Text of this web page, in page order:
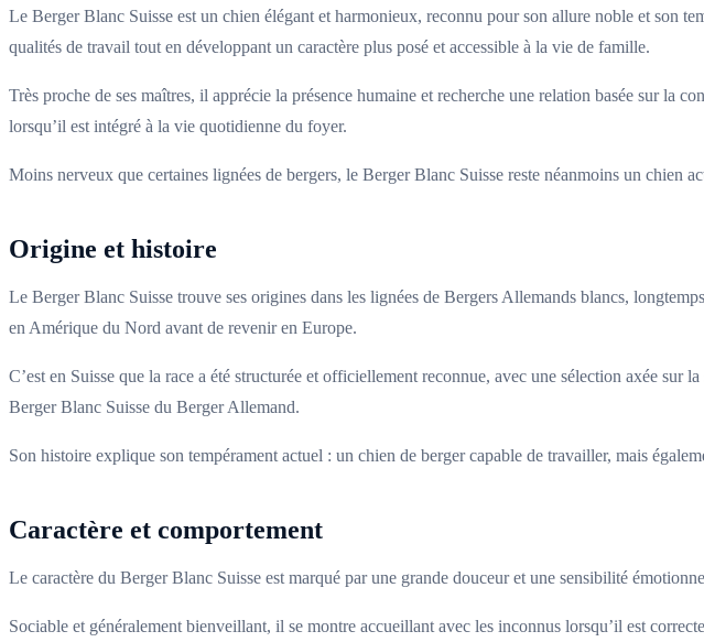
Le Berger Blanc Suisse est un chien élégant et harmonieux, reconnu pour son allure noble et son
qualités de travail tout en développant un caractère plus posé et accessible à la vie de famille.
Très proche de ses maîtres, il apprécie la présence humaine et recherche une relation basée sur la
lorsqu’il est intégré à la vie quotidienne du foyer.
Moins nerveux que certaines lignées de bergers, le Berger Blanc Suisse reste néanmoins un
Origine et histoire
Le Berger Blanc Suisse trouve ses origines dans les lignées de Bergers Allemands blancs,
en Amérique du Nord avant de revenir en Europe.
C’est en Suisse que la race a été structurée et officiellement reconnue, avec une sélection axée
Berger Blanc Suisse du Berger Allemand.
Son histoire explique son tempérament actuel : un chien de berger capable de travailler, mais
Caractère et comportement
Le caractère du Berger Blanc Suisse est marqué par une grande douceur et une sensibilité
Sociable et généralement bienveillant, il se montre accueillant avec les inconnus lorsqu’il est